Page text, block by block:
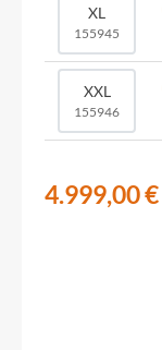
XL
155945
XXL
155946
4.999,00 €